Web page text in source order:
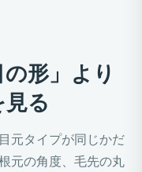
形」より
見る
元タイプが同じかだ
元の角度、毛先の丸